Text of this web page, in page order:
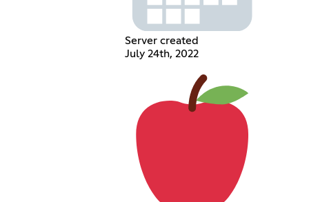
Server created
July 24th, 2022